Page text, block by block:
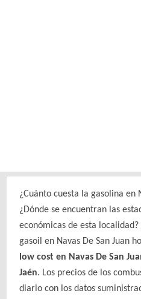
¿Cuánto cuesta la gasolina en
¿Dónde se encuentran las
económicas de esta localidad?
gasoil en Navas De San Juan
low cost en Navas De San
Jaén. Los precios de los
diario con los datos